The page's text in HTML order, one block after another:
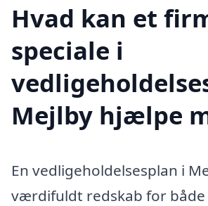
Hvad kan et
speciale i
Mejlby hjælpe
En vedligeholdelsesplan i
værdifuldt redskab for